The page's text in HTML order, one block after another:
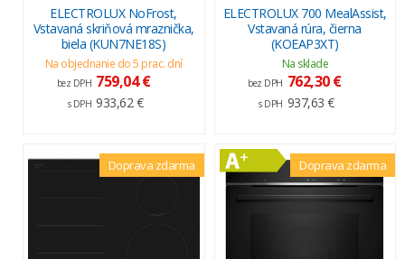
ELECTROLUX NoFrost,
Vstavaná skriňová mraznička,
biela (KUN7NE18S)
Na objednanie do 5 prac. dní
bez DPH 759,04 €
s DPH 933,62 €
ELECTROLUX 700 MealAssist,
Vstavaná rúra, čierna
(KOEAP3XT)
Na sklade
bez DPH 762,30 €
s DPH 937,63 €
Doprava zdarma Doprava zdarma